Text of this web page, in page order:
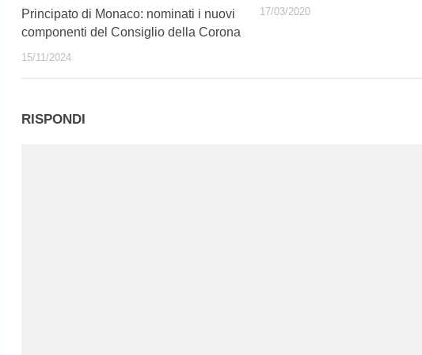
Principato di Monaco: nominati i nuovi
componenti del Consiglio della Corona
15/11/2024
17/03/2020
RISPONDI